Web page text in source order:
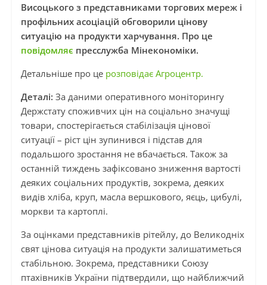
Висоцького з представниками торгових мереж і
профільних асоціацій обговорили цінову
ситуацію на продукти харчування. Про це
повідомляє пресслужба Мінекономіки.
Детальніше про це розповідає Агроцентр.
Деталі: За даними оперативного моніторингу
Держстату споживчих цін на соціально значущі
товари, спостерігається стабілізація цінової
ситуації – ріст цін зупинився і підстав для
подальшого зростання не вбачається. Також за
останній тиждень зафіксовано зниження вартості
деяких соціальних продуктів, зокрема, деяких
видів хліба, круп, масла вершкового, яєць, цибулі,
моркви та картоплі.
За оцінками представників рітейлу, до Великодніх
свят цінова ситуація на продукти залишатиметься
стабільною. Зокрема, представники Союзу
птахівників України підтвердили, що найближчий